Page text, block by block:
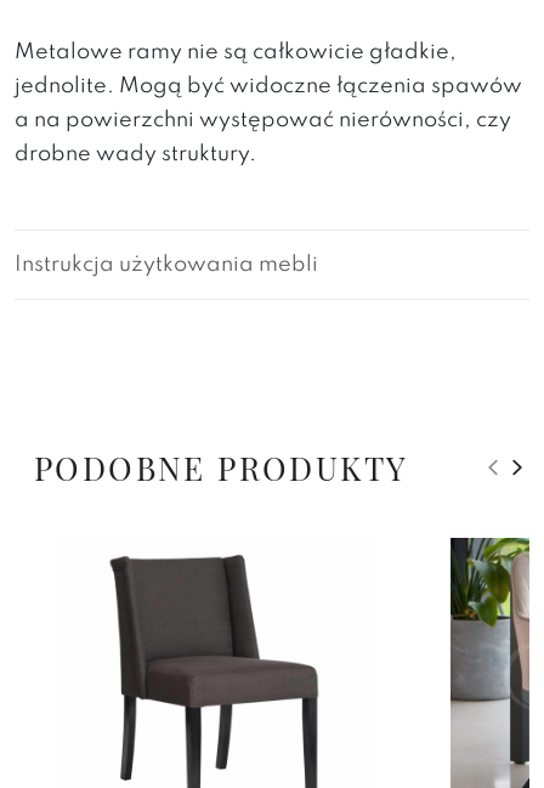
Metalowe ramy nie są całkowicie gładkie,
jednolite. Mogą być widoczne łączenia spawów
a na powierzchni występować nierówności, czy
drobne wady struktury.
Instrukcja użytkowania mebli
PODOBNE PRODUKTY